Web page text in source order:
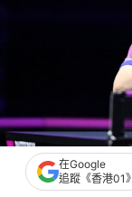
在Google
追蹤《香港01》